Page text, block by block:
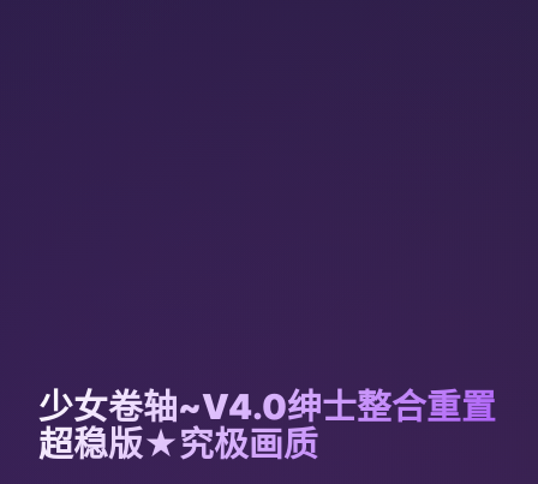
少女卷轴~V4.0绅士整合重置
超稳版★究极画质